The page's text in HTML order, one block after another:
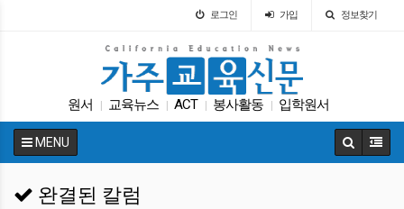
로그인 가입 정보찾기
원서 교육뉴스 ACT 봉사활동 입학원서
차터스쿨 학자금 LA교육구 휴교
MENU
완결된 칼럼